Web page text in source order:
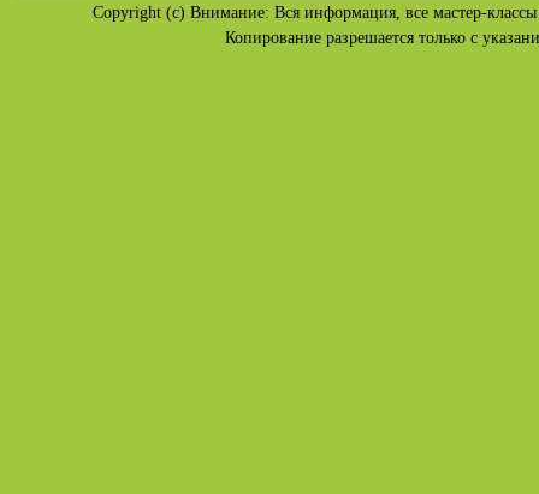
Copyright (c) Внимание: Вся информация, все мастер-
Копирование разрешается только с